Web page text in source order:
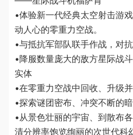
•体验新一代经典太空射击游
动人心的零重力空战。
•与抵抗军部队联手作战，对
•降服数量庞大的敌方星际战
实体
•在零重力空战中回收、升级
•探索谜团密布、冲突不断的
•从景色壮丽的宇宙、到散布
清分辨率饱览绚丽的次世代科